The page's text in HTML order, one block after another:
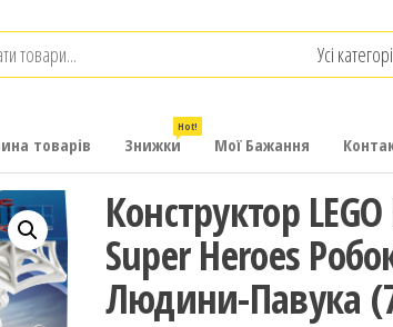
товарів Знижки
Hot!
Мої Бажання
Конструктор
Super Heroes
Людини-Павука